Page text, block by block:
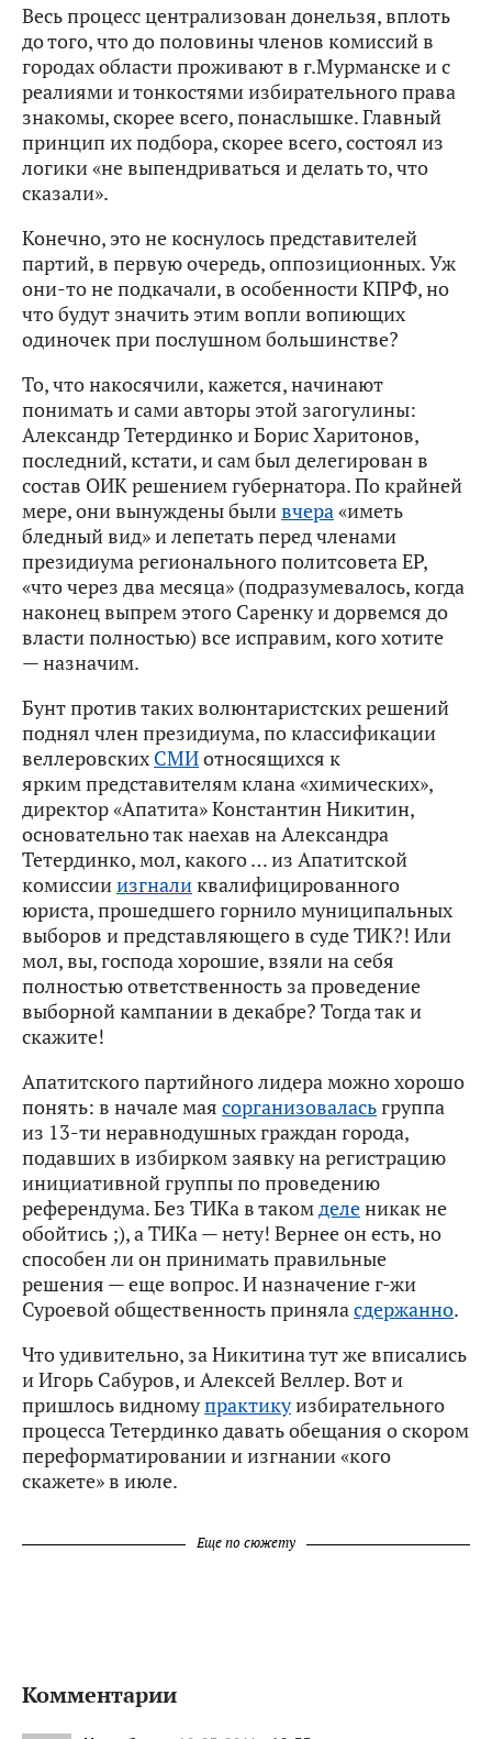
Весь процесс централизован донельзя, вплоть
до того, что до половины членов комиссий в
городах области проживают в г.Мурманске и с
реалиями и тонкостями избирательного права
знакомы, скорее всего, понаслышке. Главный
принцип их подбора, скорее всего, состоял из
логики «не выпендриваться и делать то, что
сказали».
Конечно, это не коснулось представителей
партий, в первую очередь, оппозиционных. Уж
они-то не подкачали, в особенности КПРФ, но
что будут значить этим вопли вопиющих
одиночек при послушном большинстве?
То, что накосячили, кажется, начинают
понимать и сами авторы этой загогулины:
Александр Тетердинко и Борис Харитонов,
последний, кстати, и сам был делегирован в
состав ОИК решением губернатора. По крайней
мере, они вынуждены быливчера «иметь
бледный вид» и лепетать перед членами
президиума регионального политсовета ЕР,
«что через два месяца» (подразумевалось, когда
наконец выпрем этого Саренку и дорвемся до
власти полностью) все исправим, кого хотите
— назначим.
Бунт против таких волюнтаристских решений
поднял член президиума, по классификации
веллеровских СМИотносящихся к
ярким представителям клана «химических»,
директор «Апатита» Константин Никитин,
основательно так наехав на Александра
Тетердинко, мол, какого … из Апатитской
комиссииизгналиквалифицированного
юриста, прошедшего горнило муниципальных
выборов и представляющего в суде ТИК?! Или
мол, вы, господа хорошие, взяли на себя
полностью ответственность за проведение
выборной кампании в декабре? Тогда так и
скажите!
Апатитского партийного лидера можно хорошо
понять: в начале мая сорганизоваласьгруппа
из 13-ти неравнодушных граждан города,
подавших в избирком заявку на регистрацию
инициативной группы по проведению
референдума. Без ТИКа в таком деленикак не
обойтись ;), а ТИКа — нету! Вернее он есть, но
способен ли он принимать правильные
решения — еще вопрос. И назначение г-жи
Суроевой общественность приняла сдержанно.
Что удивительно, за Никитина тут же вписались
и Игорь Сабуров, и Алексей Веллер. Вот и
пришлось видномупрактикуизбирательного
процесса Тетердинко давать обещания о скором
переформатировании и изгнании «кого
скажете» в июле.
Еще по сюжету
Комментарии